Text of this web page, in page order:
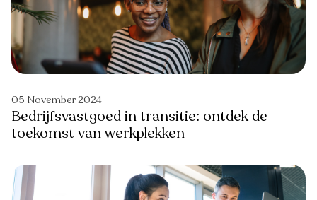
05 November 2024
Bedrijfsvastgoed in transitie: ontdek de
toekomst van werkplekken